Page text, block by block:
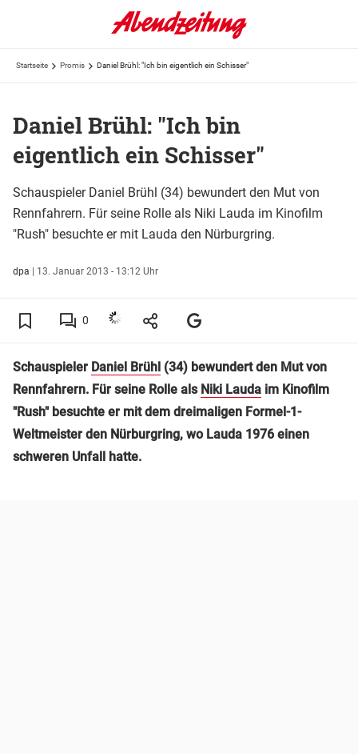
Startseite Promis Daniel Brühl: "Ich bin eigentlich ein Schisser"
Daniel Brühl: "Ich bin
eigentlich ein Schisser"
Schauspieler Daniel Brühl (34) bewundert den Mut von
Rennfahrern. Für seine Rolle als Niki Lauda im Kinofilm
"Rush" besuchte er mit Lauda den Nürburgring.
dpa | 13. Januar 2013 - 13:12 Uhr
0
Schauspieler Daniel Brühl (34) bewundert den Mut von
Rennfahrern. Für seine Rolle als Niki Lauda im Kinofilm
"Rush" besuchte er mit dem dreimaligen Formel-1-
Weltmeister den Nürburgring, wo Lauda 1976 einen
schweren Unfall hatte.